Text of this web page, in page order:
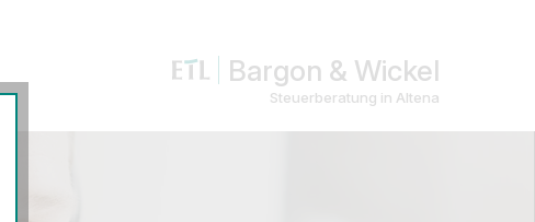
Bargon & Wickel
Steuerberatung in Altena